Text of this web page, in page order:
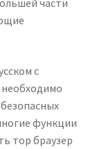
части
с
функции
тор браузер